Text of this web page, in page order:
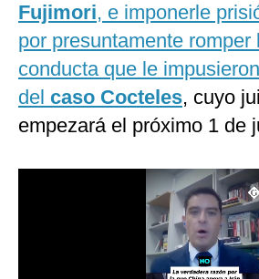
Tecnología
Club del Suscriptor
Mix
Fujimori, e imponerle
por presuntamente romper
conducta que le
del caso Cocteles, cuyo
empezará el próximo 1 de